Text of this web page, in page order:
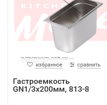
избранное сравнить
Гастроемкость
GN1/3x200мм, 813-8